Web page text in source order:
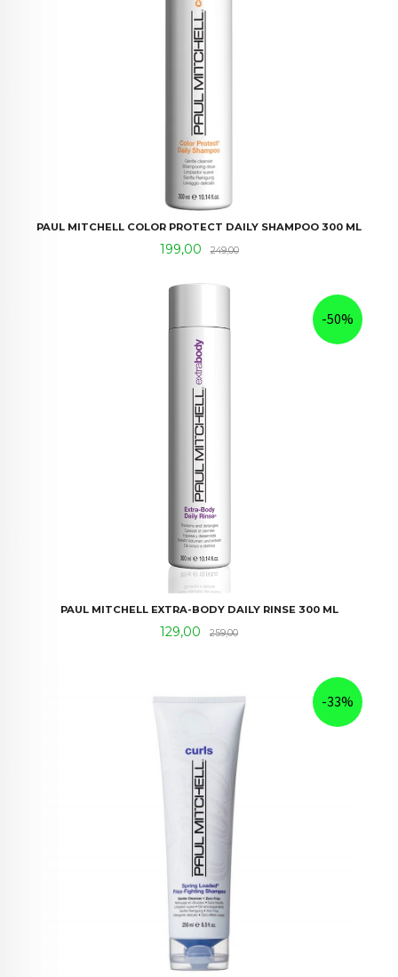
PAUL MITCHELL COLOR PROTECT DAILY SHAMPOO 300 ML
Tilbud
199,00 249,00Rabatt
PAUL MITCHELL EXTRA-BODY DAILY RINSE 300 ML
Tilbud
129,00 259,00Rabatt
-50%
-33%